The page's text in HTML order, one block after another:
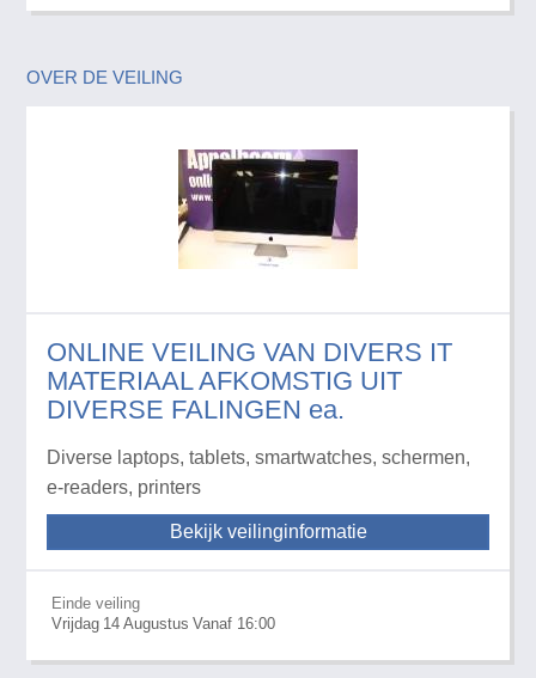
OVER DE VEILING
ONLINE VEILING VAN DIVERS IT
MATERIAAL AFKOMSTIG UIT
DIVERSE FALINGEN ea.
Diverse laptops, tablets, smartwatches, schermen,
e-readers, printers
Bekijk veilinginformatie
Einde veiling
Vrijdag 14 Augustus Vanaf 16:00